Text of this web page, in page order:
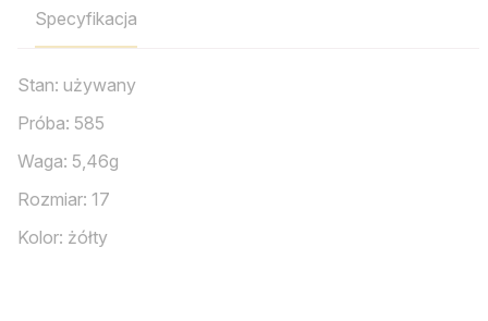
Specyfikacja
Stan: używany
Próba: 585
Waga: 5,46g
Rozmiar: 17
Kolor: żółty